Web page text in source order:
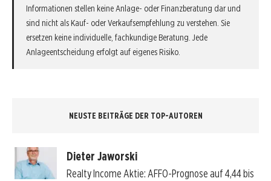
Informationen stellen keine Anlage- oder Finanzberatung dar und
sind nicht als Kauf- oder Verkaufsempfehlung zu verstehen. Sie
ersetzen keine individuelle, fachkundige Beratung. Jede
Anlageentscheidung erfolgt auf eigenes Risiko.
NEUSTE BEITRÄGE DER TOP-AUTOREN
Dieter Jaworski
Realty Income Aktie: AFFO-Prognose auf 4,44 bis